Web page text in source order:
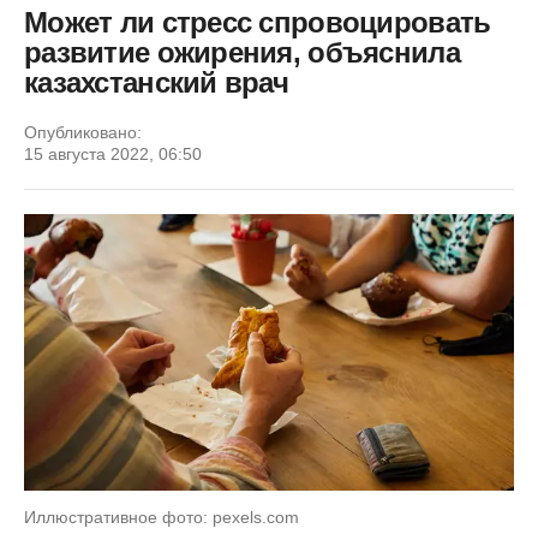
Может ли стресс спровоцировать
развитие ожирения, объяснила
казахстанский врач
Опубликовано:
15 августа 2022, 06:50
Иллюстративное фото: pexels.com